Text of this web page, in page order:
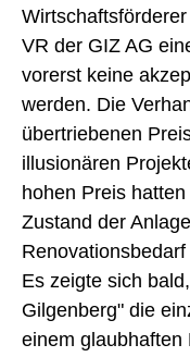
VR der GIZ AG
vorerst keine
werden. Die
übertriebenen
illusionären
hohen Preis
Zustand der
Es zeigte sich
Gilgenberg" die
einem glaubhaften